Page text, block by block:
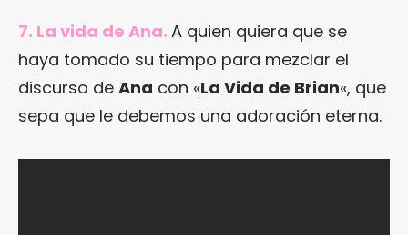
7. La vida de Ana. A quien quiera que se
haya tomado su tiempo para mezclar el
discurso de Ana con «La Vida de Brian«, que
sepa que le debemos una adoración eterna.